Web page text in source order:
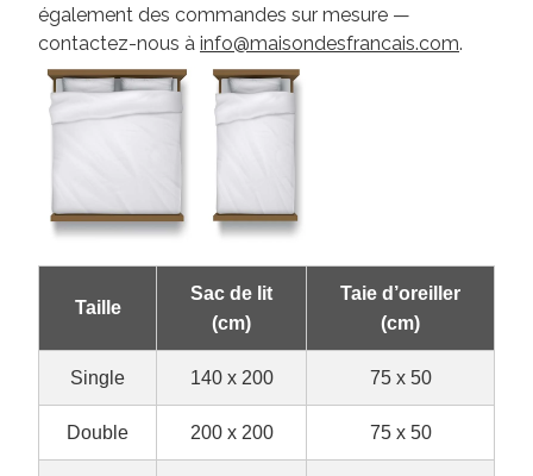
également des commandes sur mesure —
contactez-nous à info@maisondesfrancais.com.
Taille
Sac de lit
(cm)
Taie d’oreiller
(cm)
Single 140 x 200 75 x 50
Double 200 x 200 75 x 50